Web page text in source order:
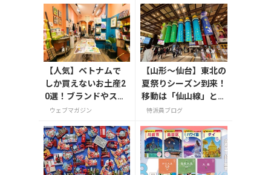
催
【人気】ベトナムで
しか買えないお土産2
0選！ブランドやスー
パーのお菓子や雑貨
ウェブマガジン
【山形〜仙台】東北の
夏祭りシーズン到来！
移動は「仙山線」と
「高速バス」どっちが
特派員ブログ